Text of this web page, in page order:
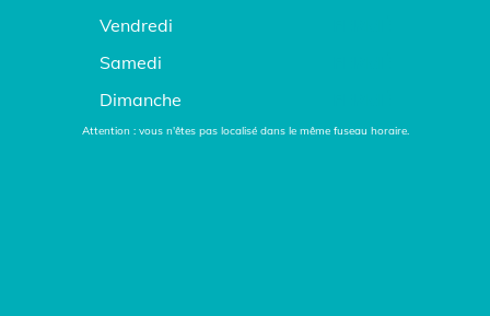
Vendredi
Samedi
Dimanche
Attention : vous n'êtes pas localisé dans le même fuseau horaire.